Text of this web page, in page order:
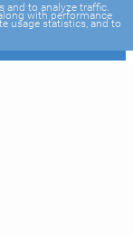
and to analyze traffic.
with performance
usage statistics, and to